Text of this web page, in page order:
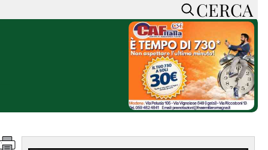
CERCA
ACCEDI o REGISTRATI
CONTATTI
SOSTIENI LA PRESSA
CONOSCI LA PRESSA
CERCA